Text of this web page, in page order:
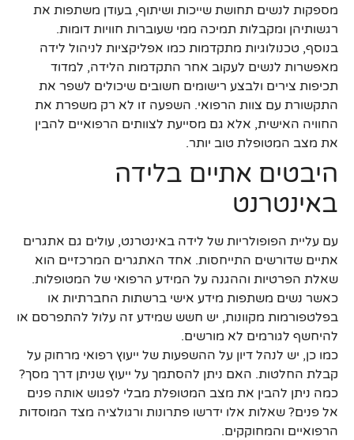
מספקות לנשים תחושת שייכות ושיתוף, בעודן משתפות את
רגשותיהן ומקבלות תמיכה ממי שעוברות חוויות דומות.
בנוסף, טכנולוגיות מתקדמות כמו אפליקציות לניהול לידה
מאפשרות לנשים לעקוב אחר התקדמות הלידה, למדוד
תכיפות צירים ולבצע רישומים חשובים שיכולים לשפר את
התקשורת עם צוות הרפואי. השפעה זו לא רק משפרת את
החוויה האישית, אלא גם מסייעת לצוותים הרפואיים להבין
את מצב המטופלת טוב יותר.
היבטים אתיים בלידה
באינטרנט
עם עליית הפופולריות של לידה באינטרנט, עולים גם אתגרים
אתיים שדורשים התייחסות. אחד האתגרים המרכזיים הוא
שאלת הפרטיות וההגנה על המידע הרפואי של המטופלות.
כאשר נשים משתפות מידע אישי ברשתות החברתיות או
בפלטפורמות מקוונות, יש חשש שמידע זה עלול להתפרסם או
להיחשף לגורמים לא מורשים.
כמו כן, יש לנהל דיון על ההשפעות של ייעוץ רפואי מרחוק על
קבלת החלטות. האם ניתן להסתמך על ייעוץ שניתן דרך מסך?
כמה ניתן להבין את מצב המטופלת מבלי לפגוש אותה פנים
אל פנים? שאלות אלו ידרשו פתרונות ורגולציה מצד המוסדות
הרפואיים והמחוקקים.